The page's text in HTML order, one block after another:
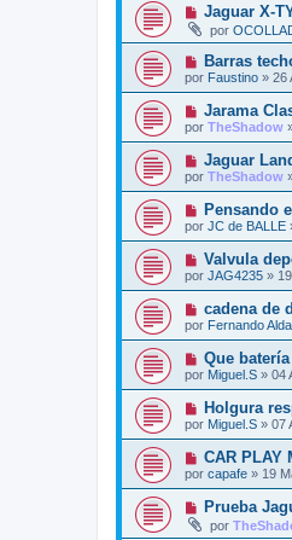
e
n
s
a
e
o
m
e
s
a
e
N
e
v
o
m
e
n
s
a
e
Jaguar X-
por
N
u
e
o
m
e
n
s
a
e
Barras
por Faustino » 26
N
u
e
o
m
e
s
a
Jarama
por TheShadow
N
u
e
v
o
m
e
n
s
a
e
Jaguar
por TheShadow
N
u
e
v
m
e
n
s
a
e
Pensando
por JC de BALLE
N
u
e
o
m
e
n
s
a
e
Valvula
por JAG4235 »
N
u
e
o
m
e
s
a
e
cadena de
por Fernando
N
u
e
v
o
m
e
n
s
a
e
Que
por Miguel.S » 04
N
u
e
o
m
e
s
a
Holgura
por Miguel.S » 07
N
u
e
v
o
m
CAR PLAY
por capafe » 19
N
e
Prueba
por